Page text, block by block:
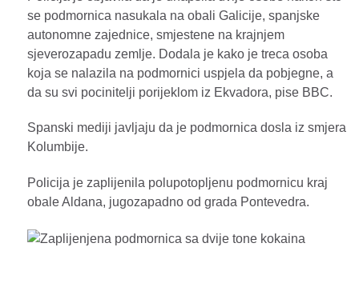
se podmornica nasukala na obali Galicije, spanjske
autonomne zajednice, smjestene na krajnjem
sjeverozapadu zemlje. Dodala je kako je treca osoba
koja se nalazila na podmornici uspjela da pobjegne, a
da su svi pocinitelji porijeklom iz Ekvadora, pise BBC.
Spanski mediji javljaju da je podmornica dosla iz smjera
Kolumbije.
Policija je zaplijenila polupotopljenu podmornicu kraj
obale Aldana, jugozapadno od grada Pontevedra.